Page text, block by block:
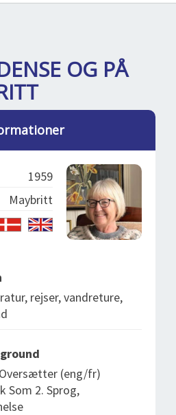
OG PÅ
1959
Maybritt
rejser, vandreture,
(eng/fr)
Som 2. Sprog,